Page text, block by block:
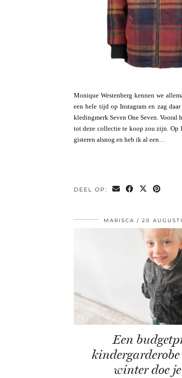
Monique Westenberg kennen we
een hele tijd op Instagram en zag
kledingmerk Seven One Seven.
tot deze collectie te koop zou zijn. Op
gisteren alsnog en heb ik al een…
DEEL OP:
MARISCA 20
Een
kindergarderobe
winter doe